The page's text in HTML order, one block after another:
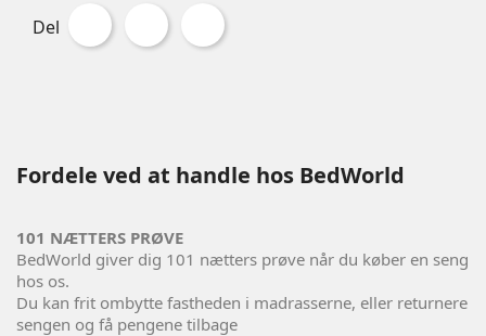
Del
Fordele ved at handle hos BedWorld
101 NÆTTERS PRØVE
BedWorld giver dig 101 nætters prøve når du køber en seng
hos os.
Du kan frit ombytte fastheden i madrasserne, eller returnere
sengen og få pengene tilbage